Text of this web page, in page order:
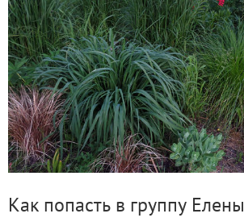
Как попасть в группу Елены